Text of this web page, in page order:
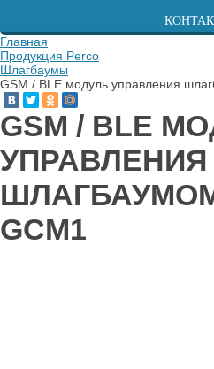
Главная
Продукция Perco
Шлагбаумы
GSM / BLE модуль управления
GSM / BLE
УПРАВЛЕНИЯ
ШЛАГБАУМОМ
GCM1